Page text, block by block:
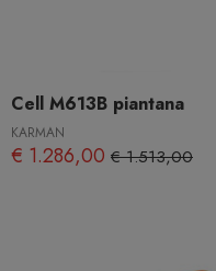
Cell M613B piantana
KARMAN
€ 1.286,00 € 1.513,00